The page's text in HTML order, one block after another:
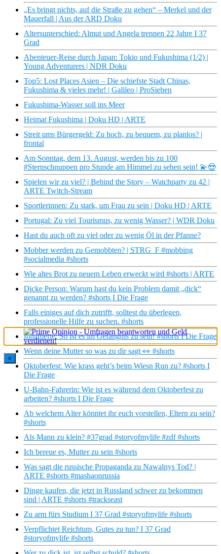
„Es bringt nichts, auf die Straße zu gehen“ – Merkel und der
Mauerfall | Aus der ARD Doku
Altersunterschied: Almut und Angela trennen 22 Jahre I 37
Grad
Abenteuer-Reise durch Japan: Tokio und Fukushima (1/2) |
Young Adventurers | NDR Doku
Top5: Lost Places Asien – Die schiefste Stadt Chinas,
Fukushima & vieles mehr! | Galileo | ProSieben
Fukushima-Wasser soll ins Meer
Heimat Fukushima | Doku HD | ARTE
Streit ums Bürgergeld: Zu hoch, zu bequem, zu planlos? |
frontal
Am Sonntag, dem 13. August, werden bis zu 100
#Sternschnuppen pro Stunde am Himmel zu sehen sein! 💫😍
Spielen wir zu viel? | Behind the Story – Watchparty zu 42 |
ARTE Twitch-Stream
Sportlerinnen: Zu stark, um Frau zu sein | Doku HD | ARTE
Portugal: Zu viel Tourismus, zu wenig Wasser? | WDR Doku
Hast du auch oft zu viel oder zu wenig Öl in der Pfanne?
Mobber werden zu Gemobbten? | STRG_F #mobbing
#socialmedia #shorts
Wie altes Brot zu neuem Leben erweckt wird #shorts | ARTE
Dicke Person: Warum hast du kein Problem damit „dick“
genannt zu werden? #shorts I Die Frage
Falls einiges auf dich zutrifft, solltest du überlegen,
professionelle Hilfe zu suchen. #shorts
Inhaftierte: So ist es im Gefängnis zu sein! #shorts I Die Frage
Wenn deine Mutter so was zu dir sagt 👀 #shorts
Oktoberfest: Wie krass geht’s beim Wiesn Run zu? #shorts I
Die Frage
U-Bahn-Fahrerin: Wie ist es während dem Oktoberfest zu
arbeiten? #shorts I Die Frage
Ab welchem Alter könntet ihr euch vorstellen, Eltern zu sein?
#shorts
Als Mann zu klein? #37grad #storyofmylife #zdf #shorts
Ich bereue es, Mutter zu sein #shorts
Was sagt die russische Propaganda zu Nawalnys Tod? |
ARTE #shorts #mashaonrussia
Dinge kaufen, die jetzt in Russland schwer zu bekommen
sind | ARTE #shorts #trackseast
Zu arm fürs Studium I 37 Grad #storyofmylife #shorts
Verpflichtet Reichtum, Gutes zu tun? I 37 Grad
#storyofmylife #shorts
×